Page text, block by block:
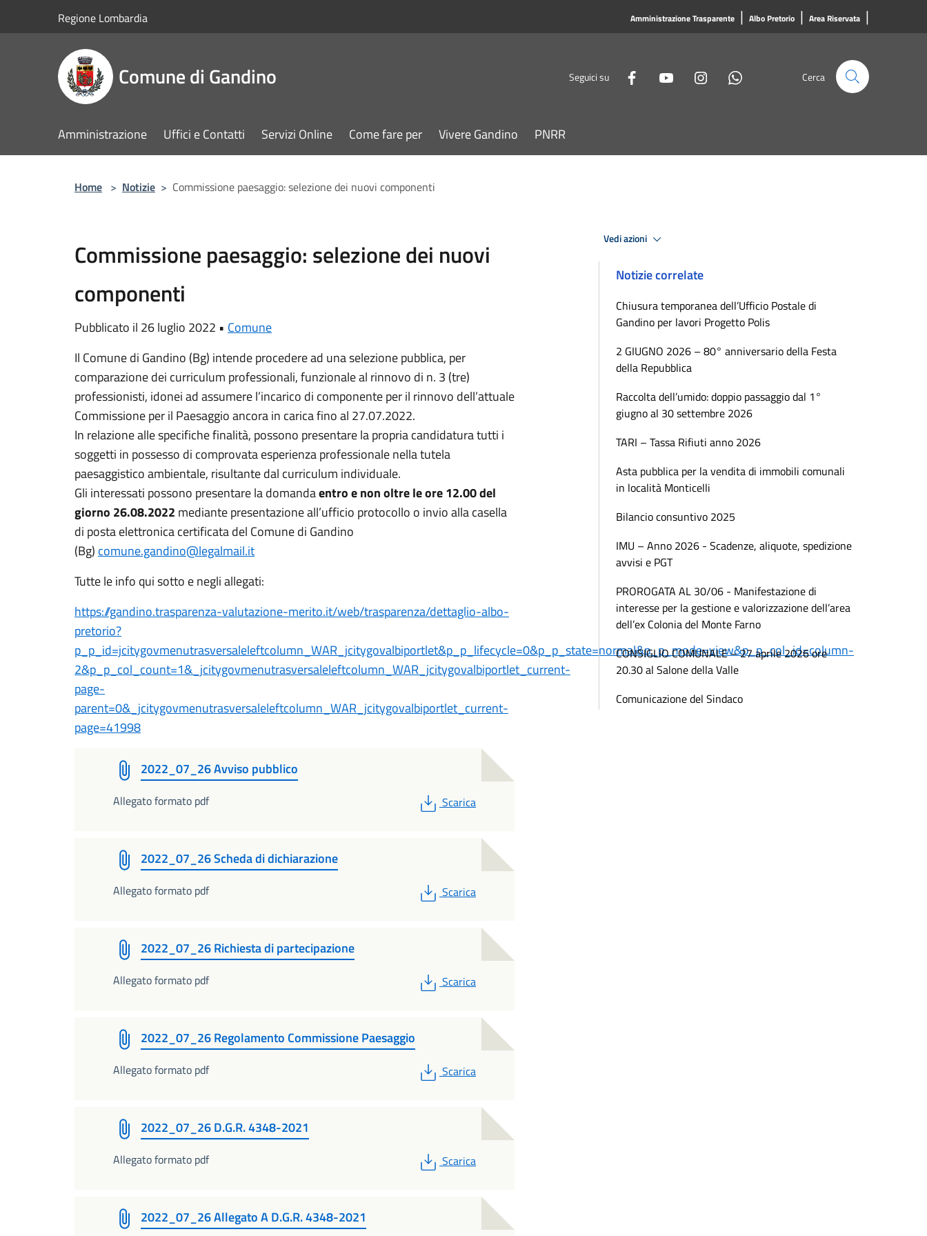
Regione Lombardia Amministrazione Trasparente | Albo Pretorio | Area Riservata |
Comune di Gandino Seguici su Cerca
Amministrazione Uffici e Contatti Servizi Online Come fare per Vivere Gandino PNRR
Home > Notizie > Commissione paesaggio: selezione dei nuovi componenti
Commissione paesaggio: selezione dei nuovi
componenti
Pubblicato il 26 luglio 2022 • Comune
Il Comune di Gandino (Bg) intende procedere ad una selezione pubblica, per
comparazione dei curriculum professionali, funzionale al rinnovo di n. 3 (tre)
professionisti, idonei ad assumere l’incarico di componente per il rinnovo dell’attuale
Commissione per il Paesaggio ancora in carica fino al 27.07.2022.
In relazione alle specifiche finalità, possono presentare la propria candidatura tutti i
soggetti in possesso di comprovata esperienza professionale nella tutela
paesaggistico ambientale, risultante dal curriculum individuale.
Gli interessati possono presentare la domandaentro e non oltre le ore 12.00 del
giorno 26.08.2022 mediante presentazione all’ufficio protocollo o invio alla casella
di posta elettronica certificata del Comune di Gandino
(Bg) comune.gandino@legalmail.it
Tutte le info qui sotto e negli allegati:
https://gandino.trasparenza-valutazione-merito.it/web/trasparenza/dettaglio-albo-
pretorio?
p_p_id=jcitygovmenutrasversaleleftcolumn_WAR_jcitygovalbiportlet&p_p_lifecycle=0&p_p_state=normal&p_p_mode=view&p_p_col_id=column-
2&p_p_col_count=1&_jcitygovmenutrasversaleleftcolumn_WAR_jcitygovalbiportlet_current-
page-
parent=0&_jcitygovmenutrasversaleleftcolumn_WAR_jcitygovalbiportlet_current-
page=41998
2022_07_26 Avviso pubblico
Allegato formato pdf PDF
Scarica
2022_07_26 Scheda di dichiarazione
Allegato formato pdf PDF
Scarica
2022_07_26 Richiesta di partecipazione
Allegato formato pdf PDF
Scarica
2022_07_26 Regolamento Commissione Paesaggio
Allegato formato pdf PDF
Scarica
2022_07_26 D.G.R. 4348-2021
Allegato formato pdf PDF
Scarica
2022_07_26 Allegato A D.G.R. 4348-2021
Vedi azioni
Notizie correlate
Chiusura temporanea dell’Ufficio Postale di
Gandino per lavori Progetto Polis
2 GIUGNO 2026 – 80° anniversario della Festa
della Repubblica
Raccolta dell’umido: doppio passaggio dal 1°
giugno al 30 settembre 2026
TARI – Tassa Rifiuti anno 2026
Asta pubblica per la vendita di immobili comunali
in località Monticelli
Bilancio consuntivo 2025
IMU – Anno 2026 - Scadenze, aliquote, spedizione
avvisi e PGT
PROROGATA AL 30/06 - Manifestazione di
interesse per la gestione e valorizzazione dell’area
dell’ex Colonia del Monte Farno
CONSIGLIO COMUNALE – 27 aprile 2026 ore
20.30 al Salone della Valle
Comunicazione del Sindaco